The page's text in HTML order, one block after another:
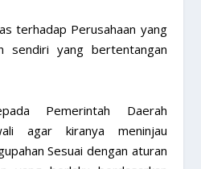
terhadap Perusahaan yang
sendiri yang bertentangan
Pemerintah Daerah
agar kiranya meninjau
Sesuai dengan aturan